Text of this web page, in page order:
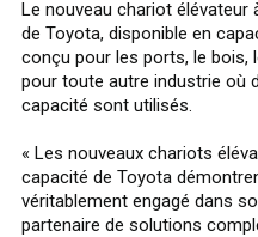
Le nouveau chariot élévateur
de Toyota, disponible en
conçu pour les ports, le bois,
pour toute autre industrie où
capacité sont utilisés.
« Les nouveaux chariots
capacité de Toyota
véritablement engagé dans
partenaire de solutions